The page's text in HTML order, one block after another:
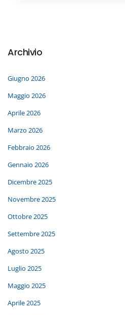
Archivio
Giugno 2026
Maggio 2026
Aprile 2026
Marzo 2026
Febbraio 2026
Gennaio 2026
Dicembre 2025
Novembre 2025
Ottobre 2025
Settembre 2025
Agosto 2025
Luglio 2025
Maggio 2025
Aprile 2025